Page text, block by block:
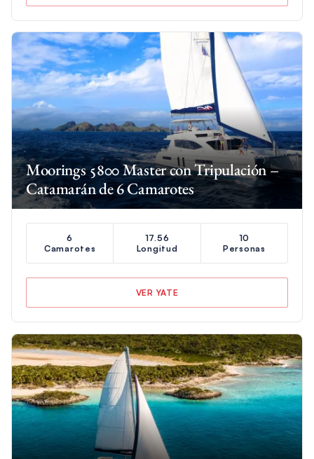
Moorings 5800 Master con Tripulación –
Catamarán de 6 Camarotes
6
Camarotes
17.56
Longitud
10
Personas
VER YATE